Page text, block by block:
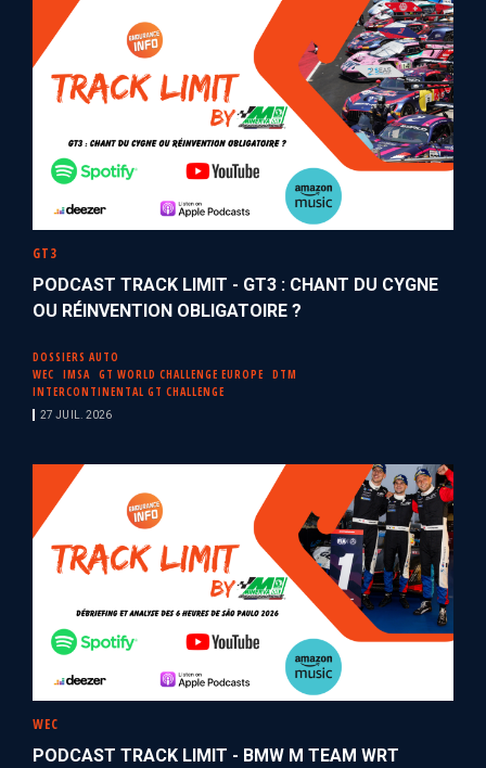
GT3
PODCAST TRACK LIMIT - GT3 : CHANT DU CYGNE
OU RÉINVENTION OBLIGATOIRE ?
DOSSIERS AUTO
WEC
IMSA GT WORLD CHALLENGE EUROPE
DTM
INTERCONTINENTAL GT CHALLENGE
27 JUIL. 2026
WEC
PODCAST TRACK LIMIT - BMW M TEAM WRT